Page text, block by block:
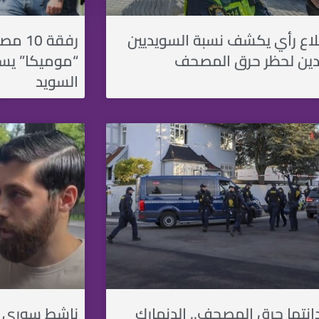
رأي يكشف نسبة السويديين
لحظر حرق المصحف “موميكا”
السويد